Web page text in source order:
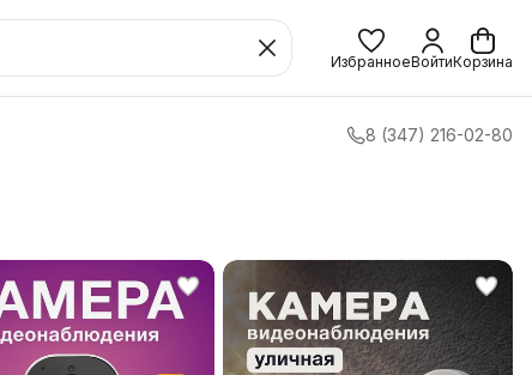
ИзбранноеВойтиКорзина
8 (347) 216-02-80